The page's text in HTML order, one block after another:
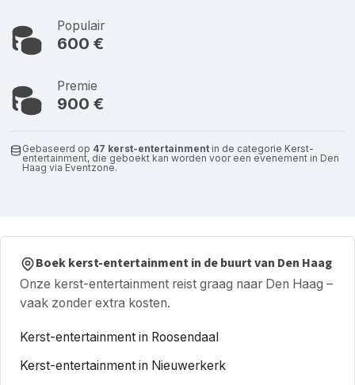
Populair
600 €
Premie
900 €
Gebaseerd op 47 kerst-entertainment in de categorie Kerst-
entertainment, die geboekt kan worden voor een evenement in Den
Haag via Eventzone.
Boek kerst-entertainment in de buurt van Den Haag
Onze kerst-entertainment reist graag naar Den Haag –
vaak zonder extra kosten.
Kerst-entertainment in Roosendaal
Kerst-entertainment in Nieuwerkerk